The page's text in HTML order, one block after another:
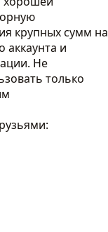
крупных сумм на
аккаунта и
Не
только